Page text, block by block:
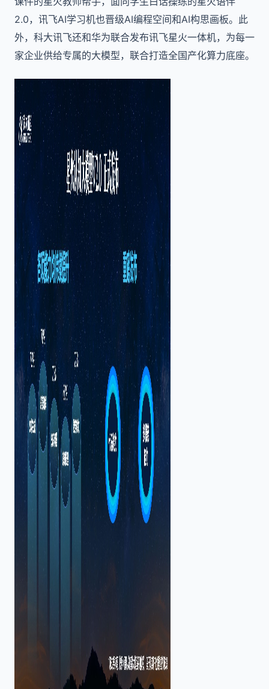
2.0，讯飞AI学习机也晋级AI编程空间和AI构思画板。此
外，科大讯飞还和华为联合发布讯飞星火一体机，为每一
家企业供给专属的大模型，联合打造全国产化算力底座。